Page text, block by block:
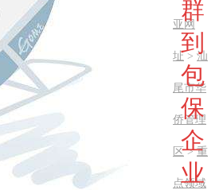
亚网
址> 汕
尾市华
侨管理
区>重
点领域
群
到
包
保
企
业